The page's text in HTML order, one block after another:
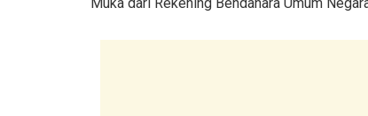
Muka dari Rekening Bendahara Umum